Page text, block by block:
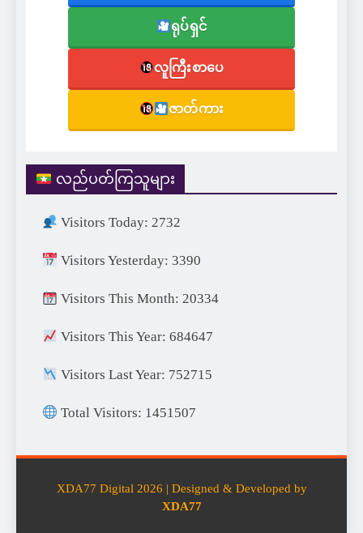
ရုပ်ရှင်
လူကြီးစာပေ
ဇာတ်ကား
လည်ပတ်ကြသူများ
Visitors Today: 2732
Visitors Yesterday: 3390
Visitors This Month: 20334
Visitors This Year: 684647
Visitors Last Year: 752715
Total Visitors: 1451507
XDA77 Digital 2026 | Designed & Developed by
XDA77